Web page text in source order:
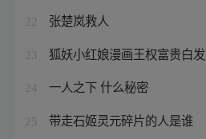
22 张楚岚救人
23 狐妖小红娘漫画王权富贵白发
24 一人之下 什么秘密
25 带走石姬灵元碎片的人是谁